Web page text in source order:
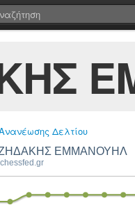
Δελτίου
ΕΜΜΑΝΟΥΗΛ